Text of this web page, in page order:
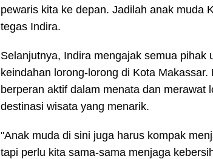
pewaris kita ke depan. Jadilah anak muda
tegas Indira.
Selanjutnya, Indira mengajak semua pihak
keindahan lorong-lorong di Kota
berperan aktif dalam menata dan merawat
destinasi wisata yang menarik.
"Anak muda di sini juga harus kompak
tapi perlu kita sama-sama menjaga